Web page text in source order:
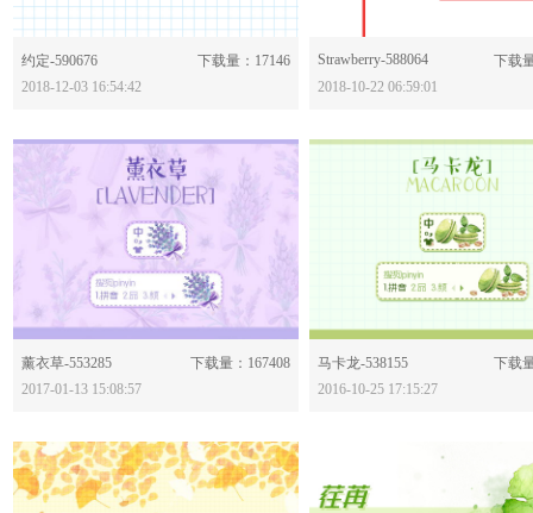
约定-590676
下载量：17146
2018-12-03 16:54:42
分享：
Strawberry-588064
下载
2018-10-22 06:59:01
薰衣草-553285
下载量：167408
2017-01-13 15:08:57
马卡龙-538155
下载
2016-10-25 17:15:27